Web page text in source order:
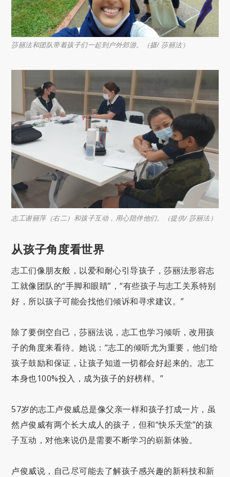
莎丽法和团队带着孩子们一起到户外郊游。（摄/ 莎丽法）
志工谢丽萍（右二）和孩子互动，用心陪伴他们。（提供/ 莎丽法）
从孩子角度看世界
志工们像朋友般，以爱和耐心引导孩子，莎丽法形容志
工就像团队的“手脚和眼睛”，“有些孩子与志工关系特别
好，所以孩子可能会找他们倾诉和寻求建议。”
除了要倒空自己，莎丽法说，志工也学习倾听，改用孩
子的角度来看待。她说：“志工的倾听尤为重要，他们给
孩子鼓励和保证，让孩子知道一切都会好起来的。志工
本身也100%投入，成为孩子的好榜样。”
57岁的志工卢俊威总是像父亲一样和孩子打成一片，虽
然卢俊威有两个长大成人的孩子，但和“快乐天堂”的孩
子互动，对他来说仍是需要不断学习的崭新体验。
卢俊威说，自己尽可能去了解孩子感兴趣的新科技和新